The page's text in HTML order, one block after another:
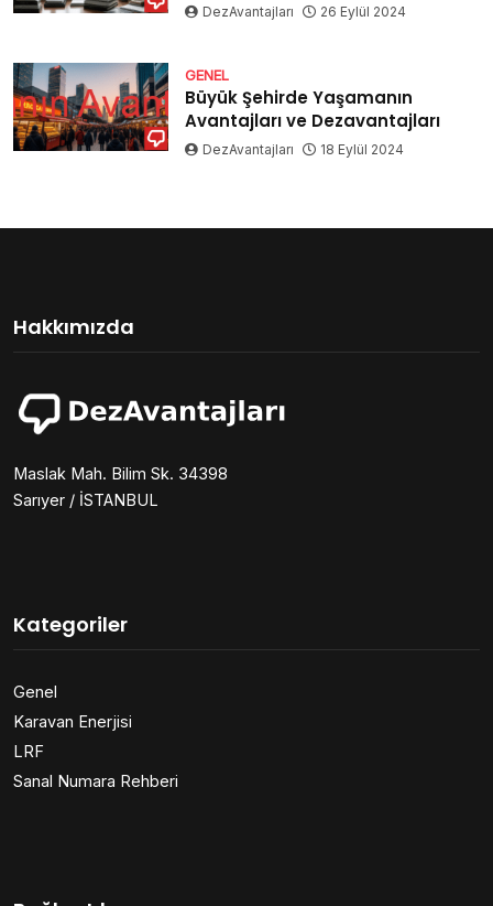
DezAvantajları 26 Eylül 2024
GENEL
Büyük Şehirde Yaşamanın
Avantajları ve Dezavantajları
DezAvantajları 18 Eylül 2024
Hakkımızda
Maslak Mah. Bilim Sk. 34398
Sarıyer / İSTANBUL
Kategoriler
Genel
Karavan Enerjisi
LRF
Sanal Numara Rehberi